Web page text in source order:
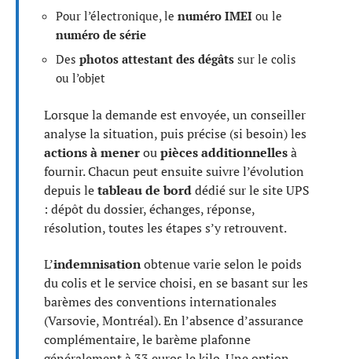
Pour l’électronique, le numéro IMEI ou le
numéro de série
Des photos attestant des dégâts sur le colis
ou l’objet
Lorsque la demande est envoyée, un conseiller
analyse la situation, puis précise (si besoin) les
actions à meneroupièces additionnellesà
fournir. Chacun peut ensuite suivre l’évolution
depuis letableau de borddédié sur le site UPS
: dépôt du dossier, échanges, réponse,
résolution, toutes les étapes s’y retrouvent.
L’indemnisationobtenue varie selon le poids
du colis et le service choisi, en se basant sur les
barèmes des conventions internationales
(Varsovie, Montréal). En l’absence d’assurance
complémentaire, le barème plafonne